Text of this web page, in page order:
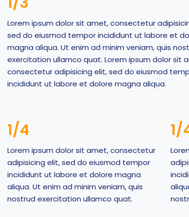
Lorem ipsum dolor sit amet, consectetur
sed do eiusmod tempor incididunt ut labore et
magna aliqua. Ut enim ad minim veniam, quis
exercitation ullamco quat. Lorem ipsum dolor sit
consectetur adipisicing elit, sed do eiusmod
incididunt ut labore et dolore magna aliqua.
1/4
Lorem ipsum dolor sit amet, consectetur
adipisicing elit, sed do eiusmod tempor
incididunt ut labore et dolore magna
aliqua. Ut enim ad minim veniam, quis
nostrud exercitation ullamco quat.
1/